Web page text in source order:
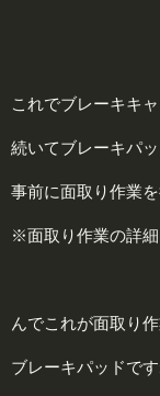
これでブレーキキ
続いてブレーキパ
事前に面取り作業
※面取り作業の詳
んでこれが面取り
ブレーキパッドです